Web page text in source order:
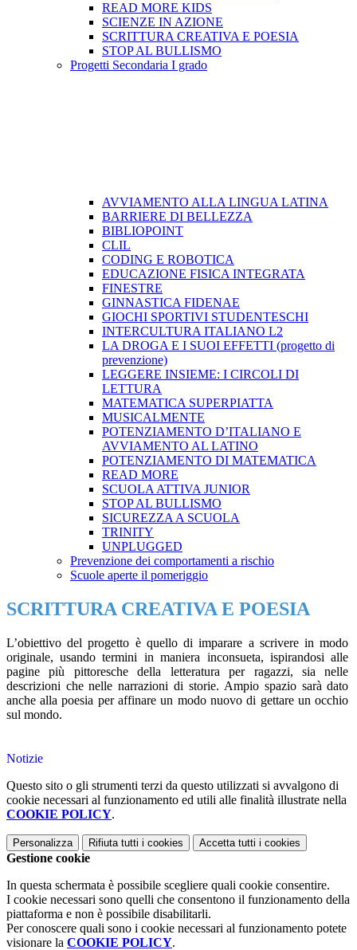
READ MORE KIDS
SCIENZE IN AZIONE
SCRITTURA CREATIVA E POESIA
STOP AL BULLISMO
Progetti Secondaria I grado
AVVIAMENTO ALLA LINGUA LATINA
BARRIERE DI BELLEZZA
BIBLIOPOINT
CLIL
CODING E ROBOTICA
EDUCAZIONE FISICA INTEGRATA
FINESTRE
GINNASTICA FIDENAE
GIOCHI SPORTIVI STUDENTESCHI
INTERCULTURA ITALIANO L2
LA DROGA E I SUOI EFFETTI (progetto di
prevenzione)
LEGGERE INSIEME: I CIRCOLI DI
LETTURA
MATEMATICA SUPERPIATTA
MUSICALMENTE
POTENZIAMENTO D’ITALIANO E
AVVIAMENTO AL LATINO
POTENZIAMENTO DI MATEMATICA
READ MORE
SCUOLA ATTIVA JUNIOR
STOP AL BULLISMO
SICUREZZA A SCUOLA
TRINITY
UNPLUGGED
Prevenzione dei comportamenti a rischio
Scuole aperte il pomeriggio
SCRITTURA CREATIVA E POESIA
L’obiettivo del progetto è quello di imparare a scrivere in modo
originale, usando termini in maniera inconsueta, ispirandosi alle
pagine più pittoresche della letteratura per ragazzi, sia nelle
descrizioni che nelle narrazioni di storie. Ampio spazio sarà dato
anche alla poesia per affinare un modo nuovo di gettare un occhio
sul mondo.
Notizie
Questo sito o gli strumenti terzi da questo utilizzati si avvalgono di
cookie necessari al funzionamento ed utili alle finalità illustrate nella
COOKIE POLICY.
Personalizza Rifiuta tutti i cookies Accetta tutti i cookies
Gestione cookie
In questa schermata è possibile scegliere quali cookie consentire.
I cookie necessari sono quelli che consentono il funzionamento della
piattaforma e non è possibile disabilitarli.
Per conoscere quali sono i cookie necessari al funzionamento potete
visionare la COOKIE POLICY.